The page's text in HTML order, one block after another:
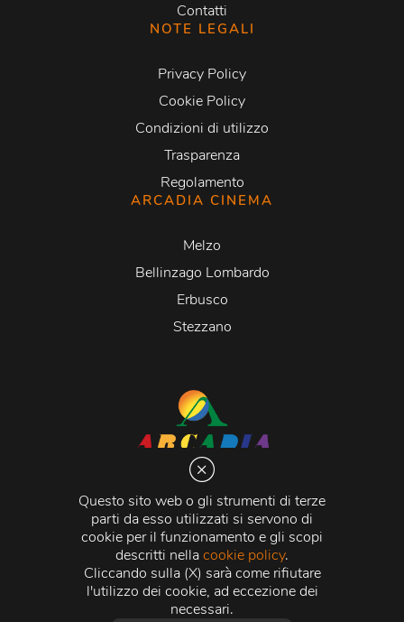
Questo sito web o gli strumenti di terze
parti da esso utilizzati si servono di
cookie per il funzionamento e gli scopi
descritti nellacookie policy.
Cliccando sulla (X) sarà come rifiutare
l'utilizzo dei cookie, ad eccezione dei
necessari.
Contatti
NOTE LEGALI
Privacy Policy
Cookie Policy
Condizioni di utilizzo
Trasparenza
Regolamento
ARCADIA CINEMA
Melzo
Bellinzago Lombardo
Erbusco
Stezzano
Via Martiri della Libertà 20066 Melzo (MI)
C.C.I.A.A. - R.E.A di Milano n. 1427910
Registro delle Imprese di Milano n. 338392 -
Fiscale e Partita Iva11015840157 | Capitale Sociale
500.000,00 i.v.
Credits:Crea Informatica S.r.l. 2026 © Tutti i diritti
riservati.